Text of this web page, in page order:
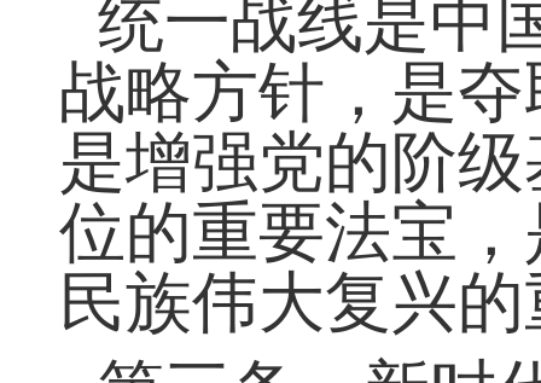
统一战线是中
战略方针，是
是增强党的阶
位的重要法宝
民族伟大复兴